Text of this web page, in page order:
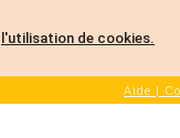
Aide |
l'utilisation de cookies.